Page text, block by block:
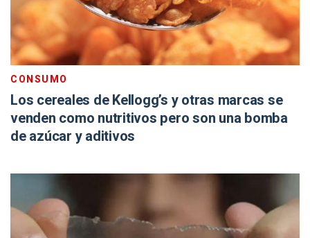
CONSUMO
Los cereales de Kellogg’s y otras marcas se
venden como nutritivos pero son una bomba
de azúcar y aditivos